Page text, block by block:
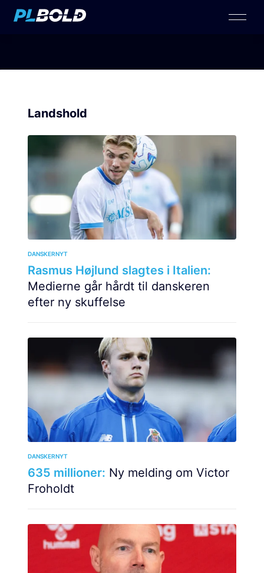
Landshold
DANSKERNYT
Rasmus Højlund slagtes i Italien:
Medierne går hårdt til danskeren
efter ny skuffelse
DANSKERNYT
635 millioner: Ny melding om Victor
Froholdt